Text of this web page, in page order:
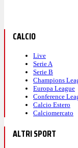
CALCIO
Live
Serie A
Serie B
Champions
Europa League
Conference
Calcio Estero
Calciomercato
ALTRI SPORT